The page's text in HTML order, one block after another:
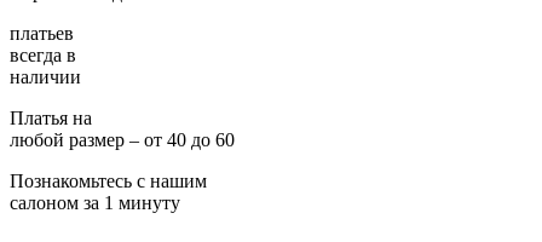
платьев
всегда в
наличии
Платья на
любой размер – от 40 до 60
Познакомьтесь с нашим
салоном за 1 минуту